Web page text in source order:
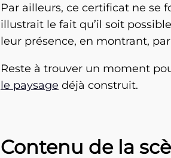
Par ailleurs, ce certificat ne se
illustrait le fait qu’il soit
leur présence, en montrant,
Reste à trouver un moment
le paysage déjà construit.
Contenu de la